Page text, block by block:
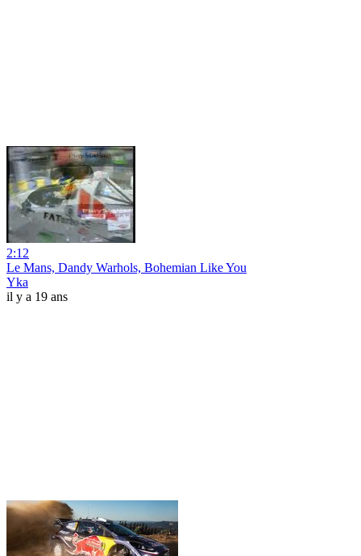
2:12
Le Mans, Dandy Warhols, Bohemian Like You
Yka
il y a 19 ans